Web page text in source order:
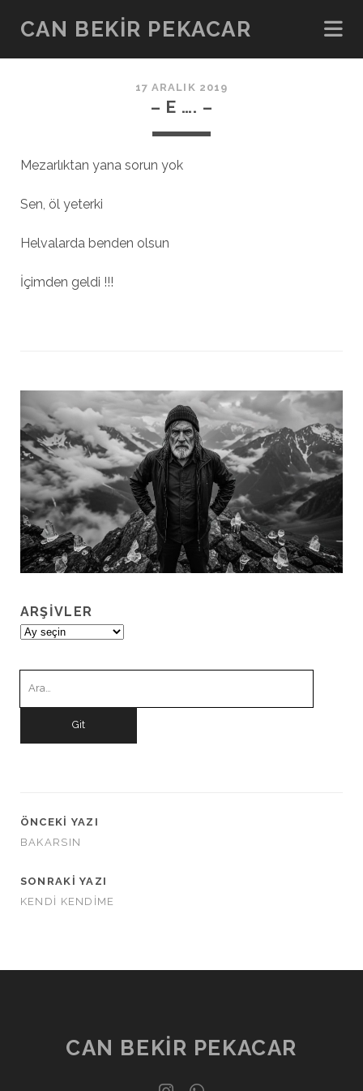
CAN BEKIR PEKACAR
17 ARALIK 2019
– E …. –
Mezarlıktan yana sorun yok
Sen, öl yeterki
Helvalarda benden olsun
İçimden geldi !!!
ARŞIVLER
Arşivler
ÖNCEKI YAZI
BAKARSIN
SONRAKI YAZI
KENDİ KENDİME
CAN BEKIR PEKACAR